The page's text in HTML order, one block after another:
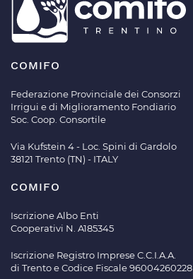
COMIFO
Federazione Provinciale dei Consorzi
Irrigui e di Miglioramento Fondiario
Soc. Coop. Consortile
Via Kufstein 4 - Loc. Spini di Gardolo
38121 Trento (TN) - ITALY
COMIFO
Iscrizione Albo Enti
Cooperativi N. A185345
Iscrizione Registro Imprese C.C.I.A.A.
di Trento e Codice Fiscale 96004260228